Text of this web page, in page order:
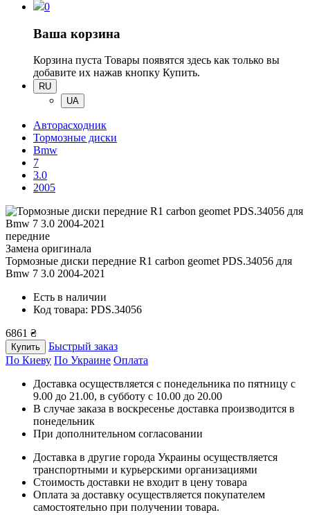
0
Ваша корзина
Корзина пуста Товары появятся здесь как только вы
добавите их нажав кнопку Купить.
RU
UA
Авторасходник
Тормозные диски
Bmw
7
3.0
2005
передние
Замена оригинала
Тормозные диски передние R1 carbon geomet PDS.34056 для
Bmw 7 3.0 2004-2021
Есть в наличии
Код товара: PDS.34056
6861 ₴
Купить
Быстрый заказ
По Киеву По Украине Оплата
Доставка осуществляется с понедельника по пятницу с
9.00 до 21.00, в субботу с 10.00 до 20.00
В случае заказа в воскресенье доставка производится в
понедельник
При дополнительном согласовании
Доставка в другие города Украины осуществляется
транспортными и курьерскими организациями
Стоимость доставки не входит в цену товара
Оплата за доставку осуществляется покупателем
самостоятельно при получении товара.